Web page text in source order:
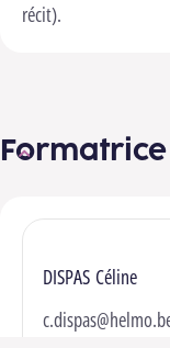
récit).
Formatrice
DISPAS Céline